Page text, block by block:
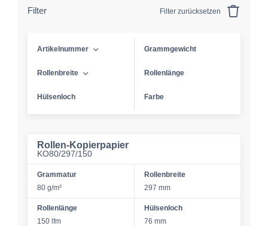
Filter Filter zurücksetzen
Artikelnummer Grammgewicht
Rollenbreite Rollenlänge
Hülsenloch Farbe
Rollen-Kopierpapier
KO80/297/150
Grammatur
80 g/m²
Rollenbreite
297 mm
Rollenlänge
150 lfm
Hülsenloch
76 mm